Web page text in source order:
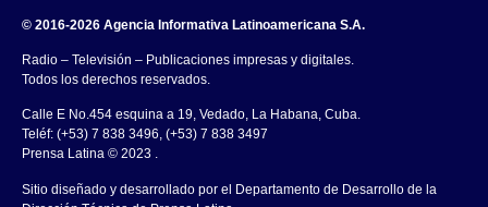
© 2016-2026 Agencia Informativa Latinoamericana S.A.
Radio – Televisión – Publicaciones impresas y digitales.
Todos los derechos reservados.
Calle E No.454 esquina a 19, Vedado, La Habana, Cuba.
Teléf: (+53) 7 838 3496, (+53) 7 838 3497
Prensa Latina © 2023 .
Sitio diseñado y desarrollado por el Departamento de Desarrollo de la